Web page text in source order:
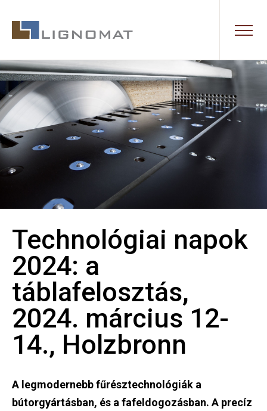
Technológiai napok
2024: a
táblafelosztás,
2024. március 12-
14., Holzbronn
A legmodernebb fűrésztechnológiák a
bútorgyártásban, és a fafeldogozásban. A precíz